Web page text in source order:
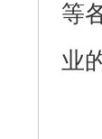
等
业
●